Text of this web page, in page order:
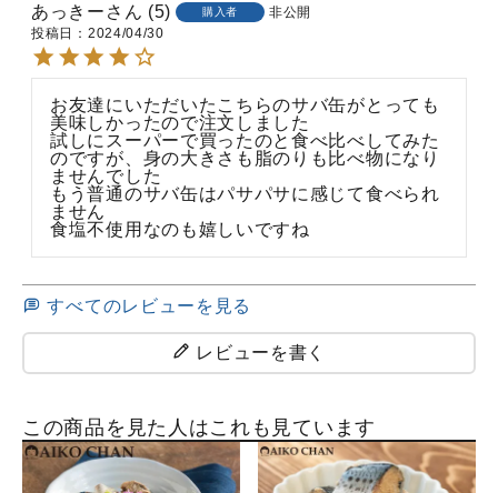
あっきー 5 購入者
非公開
投稿日
2024/04/30
お友達にいただいたこちらのサバ缶がとっても
美味しかったので注文しました
試しにスーパーで買ったのと食べ比べしてみた
のですが、身の大きさも脂のりも比べ物になり
ませんでした
もう普通のサバ缶はパサパサに感じて食べられ
ません
食塩不使用なのも嬉しいですね
すべてのレビューを見る
レビューを書く
この商品を見た人はこれも見ています